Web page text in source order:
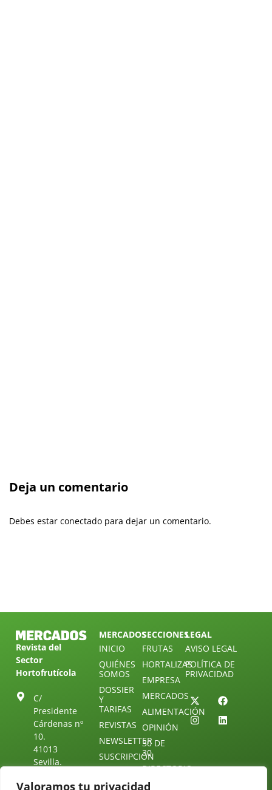
Valoramos tu privacidad
Deja un comentario
Debes estar conectado para dejar un comentario.
Revista del
Sector
Hortofrutícola
C/
Presidente
Cárdenas nº
10.
41013
Sevilla.
MERCADOS
INICIO
QUIÉNES
SOMOS
DOSSIER
Y
TARIFAS
REVISTAS
NEWSLETTER
SUSCRIPCIÓN
NUESTRO
SECCIONES
FRUTAS
HORTALIZAS
EMPRESA
MERCADOS
ALIMENTACIÓN
OPINIÓN
30 DE
30
DIRECTORIO
LEGAL
AVISO LEGAL
POLÍTICA DE
PRIVACIDAD